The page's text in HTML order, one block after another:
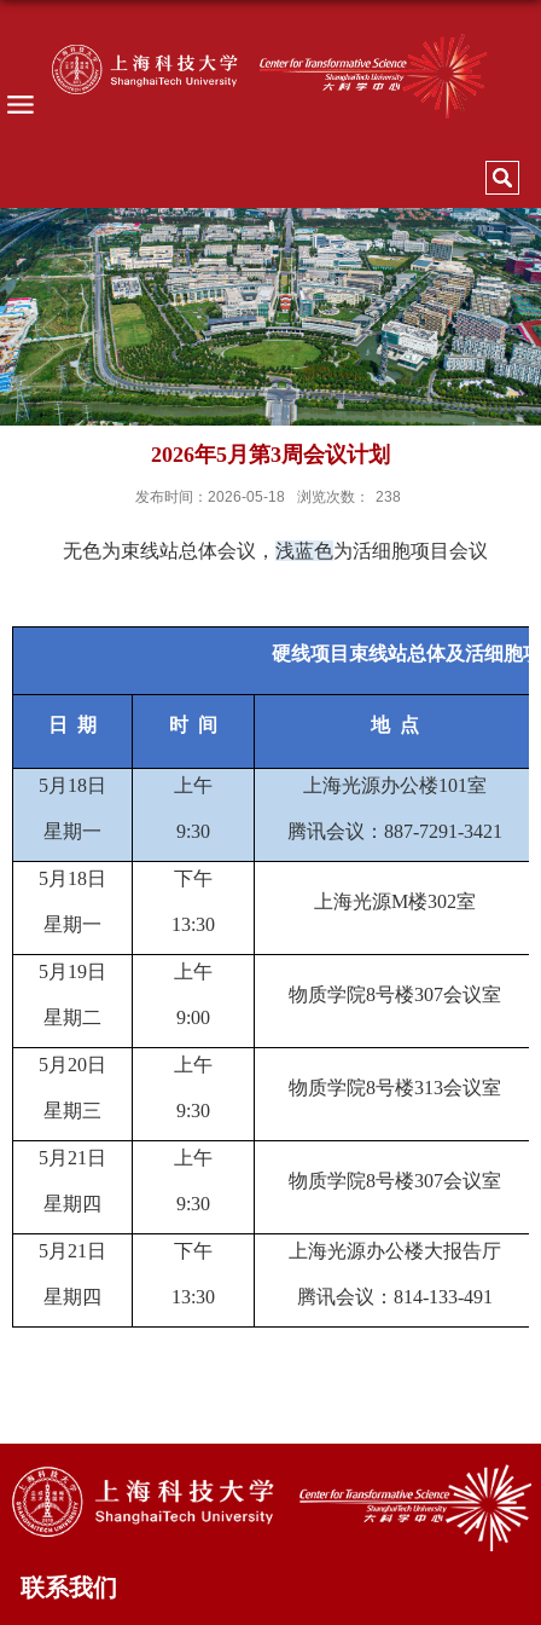
2026年5月第3周会议计划
发布时间：2026-05-18 浏览次数： 238
无色为束线站总体会议， 浅蓝色为活细胞项目会议
硬线项目束线站总体及活细胞
日 期 时 间 地 点
5月 18日
星期一
上午
9:30
上海光源办公楼101室
腾讯会议： 887-7291-3421
5月 18日
星期一
下午
13:30
上海光源M楼302室
5月 19日
星期 二
上午
9:00
物质学院8号楼307会议室
5月 20日
星期三
上午
9:30
物质学院8号楼313会议室
5月 21 日
星期 四
上午
9:30
物质学院8号楼307会议室
5月 21 日
星期 四
下午
13:30
上海光源办公楼大报告厅
腾讯会议： 814-133-491
联系我们